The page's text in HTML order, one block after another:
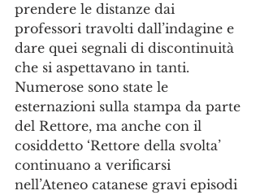
prendere le distanze dai
professori travolti dall’indagine e
dare quei segnali di discontinuità
che si aspettavano in tanti.
Numerose sono state le
esternazioni sulla stampa da parte
del Rettore, ma anche con il
cosiddetto ‘Rettore della svolta’
continuano a verificarsi
nell’Ateneo catanese gravi episodi